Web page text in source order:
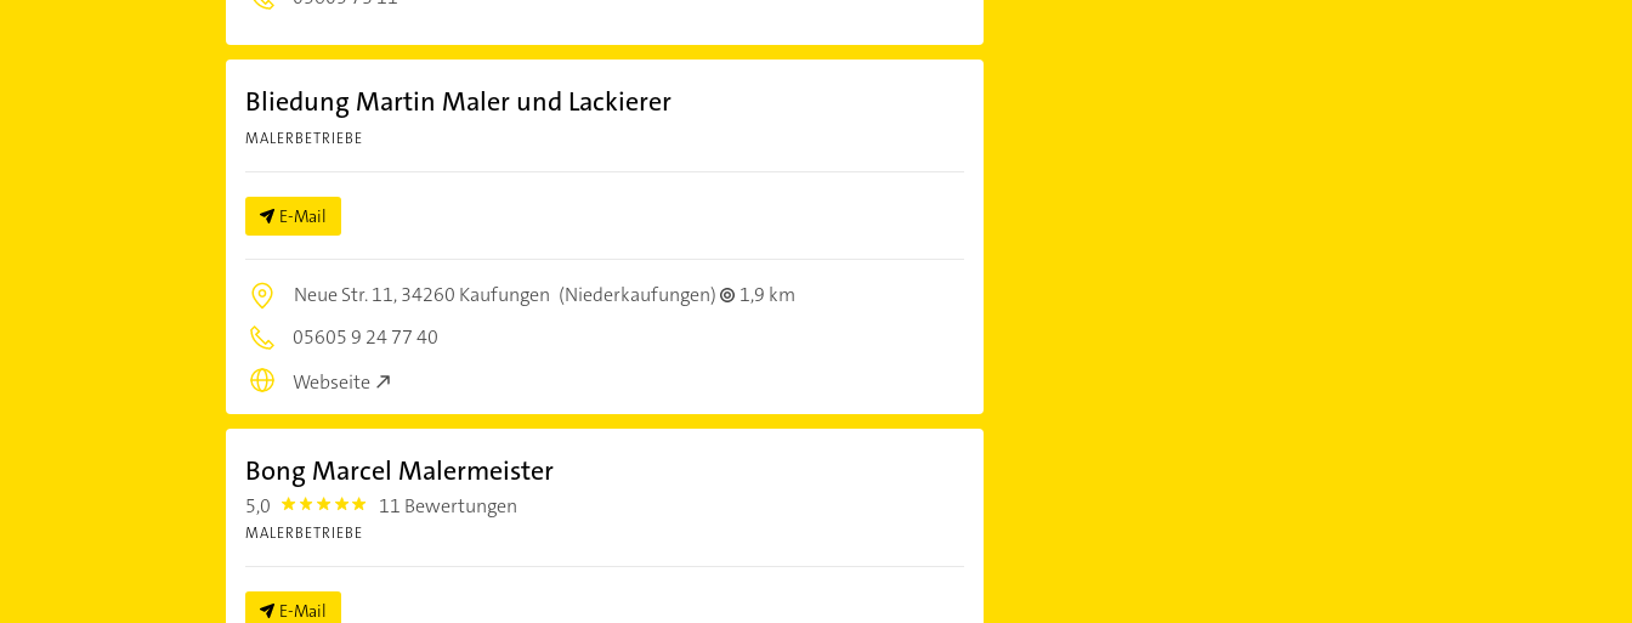
Bliedung Martin Maler und Lackierer
MALERBETRIEBE
E-Mail
Neue Str. 11,34260 Kaufungen (Niederkaufungen)
1,9 km
05605 9 24 77 40
Webseite
Bong Marcel Malermeister
5,0 5.0 11 Bewertungen
MALERBETRIEBE
E-Mail